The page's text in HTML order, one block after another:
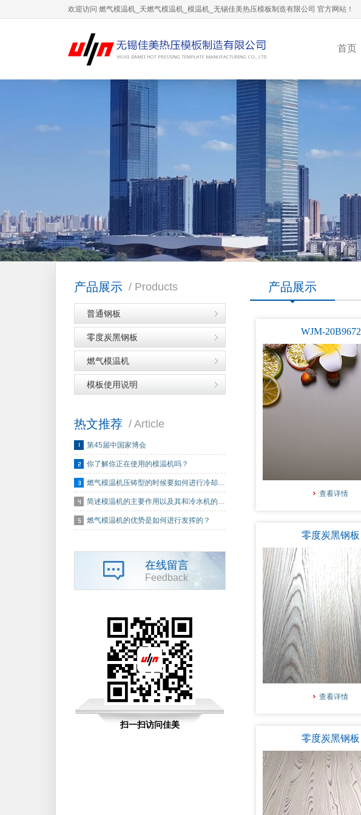
欢迎访问 燃气模温机_天燃气模温机_模温机_无锡佳美热压模板制造有限公司 官方网站！
首页
产品展示 / Products
普通钢板
零度炭黑钢板
燃气模温机
模板使用说明
热文推荐 / Article
第45届中国家博会
你了解你正在使用的模温机吗？
燃气模温机压铸型的时候要如何进行冷却…
简述模温机的主要作用以及其和冷水机的…
燃气模温机的优势是如何进行发挥的？
在线留言
Feedback
扫一扫访问佳美
产品展示
WJM-20B9672
查看详情
零度炭黑钢板
查看详情
零度炭黑钢板